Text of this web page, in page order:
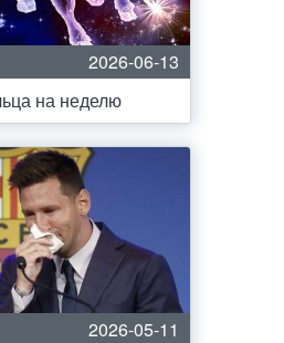
2026-06-13
на неделю
2026-05-11